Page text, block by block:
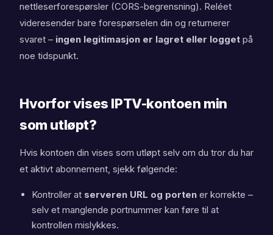
nettleserforespørsler (CORS-begrensning). Reléet
videresender bare forespørselen din og returnerer
svaret – ingen legitimasjon er lagret eller logget på
noe tidspunkt.
Hvorfor vises IPTV-kontoen min
som utløpt?
Hvis kontoen din vises som utløpt selv om du tror du har
et aktivt abonnement, sjekk følgende:
Kontroller at serveren URL og porten er korrekte –
selv et manglende portnummer kan føre til at
kontrollen mislykkes.